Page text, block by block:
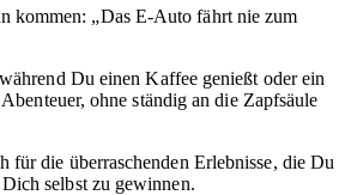
kommen: „Das E-Auto fährt nie zum
Du einen Kaffee genießt oder ein
ohne ständig an die Zapfsäule
für die überraschenden Erlebnisse, die Du
selbst zu gewinnen.